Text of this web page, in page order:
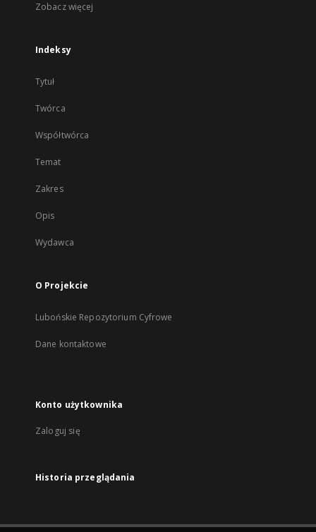
Zobacz więcej
Indeksy
Tytuł
Twórca
Współtwórca
Temat
Zakres
Opis
Wydawca
O Projekcie
Lubońskie Repozytorium Cyfrowe
Dane kontaktowe
Konto użytkownika
Zaloguj się
Historia przeglądania